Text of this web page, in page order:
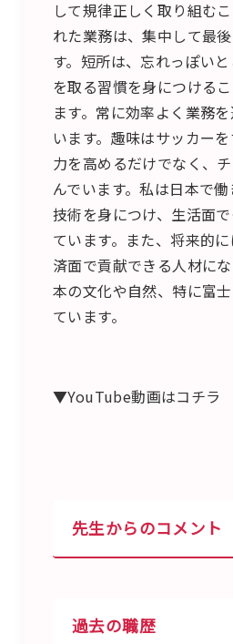
して規律正しく取り組む
れた業務は、集中して最
す。短所は、忘れっぽい
を取る習慣を身につける
ます。常に効率よく業務
います。趣味はサッカー
力を高めるだけでなく、
んでいます。私は日本で
技術を身につけ、生活面
ています。また、将来的
済面で貢献できる人材に
本の文化や自然、特に富
ています。
▼YouTube動画はコチラ
先生からのコメント
過去の職歴